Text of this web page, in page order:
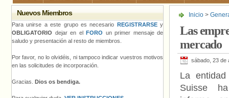
Inicio >
Las
mercado
sábado, 23 de
La
Suisse
Nuevos Miembros
Para unirse a este grupo es necesario REGISTRARSEy
OBLIGATORIO dejar en el FORO un primer mensaje de
saludo y presentación al resto de miembros.
Por favor, no lo olvidéis, ni tampoco indicar vuestros motivos
en las solicitudes de incorporación.
Gracias. Dios os bendiga.